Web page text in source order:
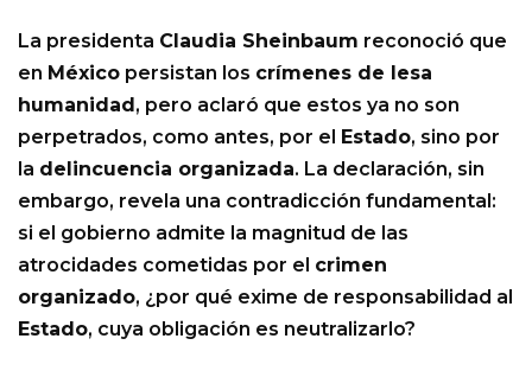
La presidenta Claudia Sheinbaum reconoció que
en México persistan los crímenes de lesa
humanidad, pero aclaró que estos ya no son
perpetrados, como antes, por el Estado, sino por
la delincuencia organizada. La declaración, sin
embargo, revela una contradicción fundamental:
si el gobierno admite la magnitud de las
atrocidades cometidas por el crimen
organizado, ¿por qué exime de responsabilidad al
Estado, cuya obligación es neutralizarlo?